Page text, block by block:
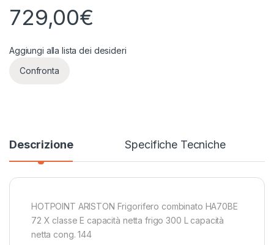
729,00€
Aggiungi alla lista dei desideri
Confronta
Descrizione Specifiche Tecniche
HOTPOINT ARISTON Frigorifero combinato HA70BE
72 X classe E capacità netta frigo 300 L capacità
netta cong. 144